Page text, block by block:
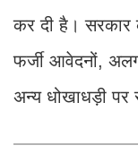
कर दी है। सरकार
फर्जी आवेदनों,
अन्य धोखाधड़ी पर